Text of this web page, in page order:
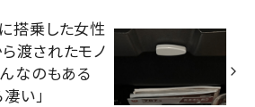
搭乗した女性
渡されたモノ
んなのもある
い」